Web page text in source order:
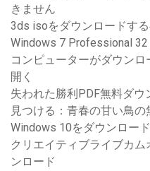
きません
3ds isoをダウンロードす
Windows 7 Professional
コンピューターがダウン
開く
失われた勝利PDF無料ダウ
見つける：青春の甘い鳥の
Windows 10をダウンロー
クリエイティブライブカ
ンロード